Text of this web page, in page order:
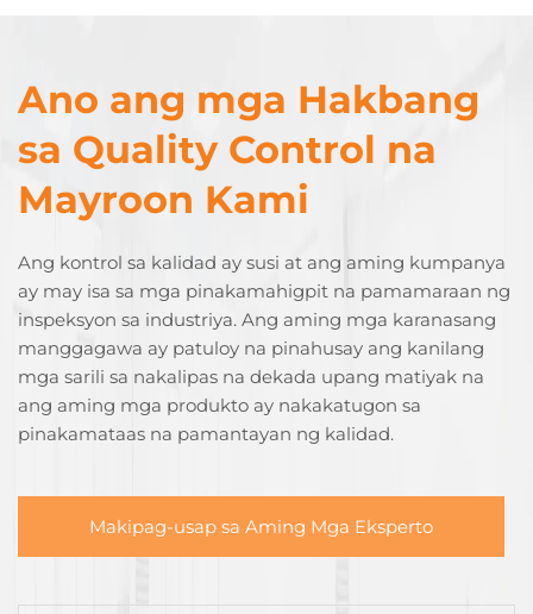
Ano ang mga Hakbang
sa Quality Control na
Mayroon Kami
Ang kontrol sa kalidad ay susi at ang aming kumpanya
ay may isa sa mga pinakamahigpit na pamamaraan ng
inspeksyon sa industriya. Ang aming mga karanasang
manggagawa ay patuloy na pinahusay ang kanilang
mga sarili sa nakalipas na dekada upang matiyak na
ang aming mga produkto ay nakakatugon sa
pinakamataas na pamantayan ng kalidad.
Makipag-usap sa Aming Mga Eksperto